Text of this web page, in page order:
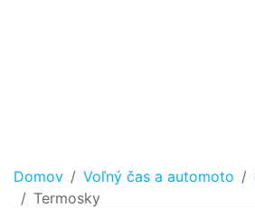
Domov Voľný čas a automoto
Termosky